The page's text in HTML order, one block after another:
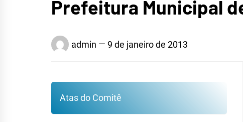
Prefeitura Municipal
admin 9 de janeiro de 2013
Atas do Comitê